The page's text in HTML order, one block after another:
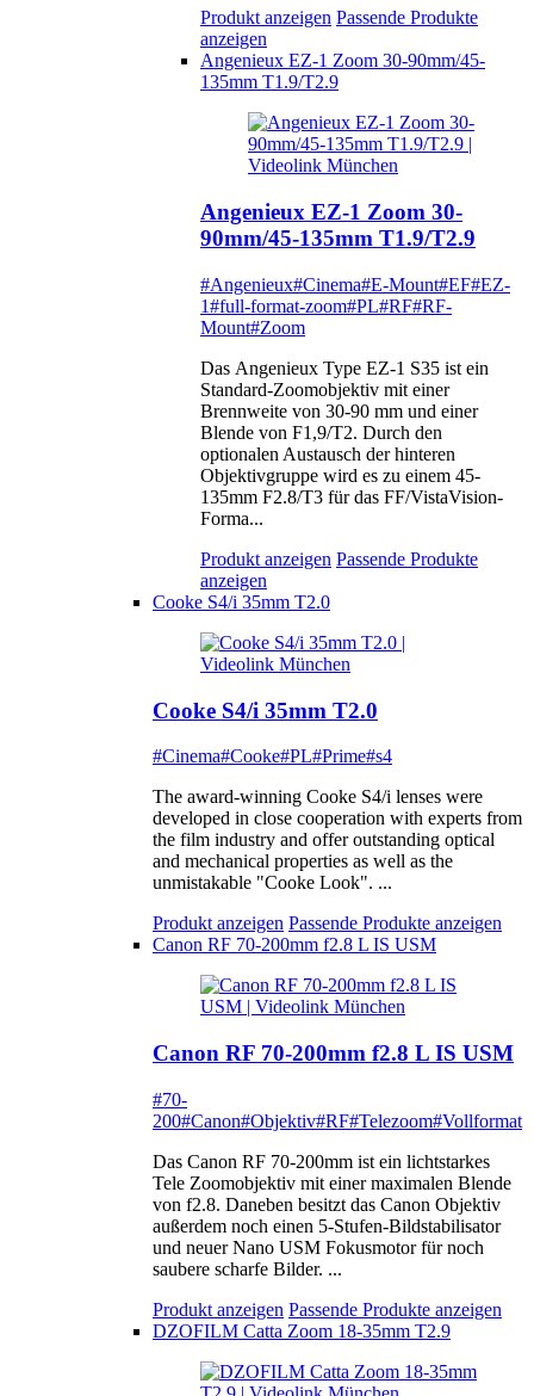
Produkt anzeigen Passende Produkte
anzeigen
Angenieux EZ-1 Zoom 30-90mm/45-
135mm T1.9/T2.9
Angenieux EZ-1 Zoom 30-
90mm/45-135mm T1.9/T2.9
#Angenieux#Cinema#E-Mount#EF#EZ-
1#full-format-zoom#PL#RF#RF-
Mount#Zoom
Das Angenieux Type EZ-1 S35 ist ein
Standard-Zoomobjektiv mit einer
Brennweite von 30-90 mm und einer
Blende von F1,9/T2. Durch den
optionalen Austausch der hinteren
Objektivgruppe wird es zu einem 45-
135mm F2.8/T3 für das FF/VistaVision-
Forma...
Produkt anzeigen Passende Produkte
anzeigen
Cooke S4/i 35mm T2.0
Cooke S4/i 35mm T2.0
#Cinema#Cooke#PL#Prime#s4
The award-winning Cooke S4/i lenses were
developed in close cooperation with experts from
the film industry and offer outstanding optical
and mechanical properties as well as the
unmistakable "Cooke Look". ...
Produkt anzeigen Passende Produkte anzeigen
Canon RF 70-200mm f2.8 L IS USM
Canon RF 70-200mm f2.8 L IS USM
#70-
200#Canon#Objektiv#RF#Telezoom#Vollformat
Das Canon RF 70-200mm ist ein lichtstarkes
Tele Zoomobjektiv mit einer maximalen Blende
von f2.8. Daneben besitzt das Canon Objektiv
außerdem noch einen 5-Stufen-Bildstabilisator
und neuer Nano USM Fokusmotor für noch
saubere scharfe Bilder. ...
Produkt anzeigen Passende Produkte anzeigen
DZOFILM Catta Zoom 18-35mm T2.9